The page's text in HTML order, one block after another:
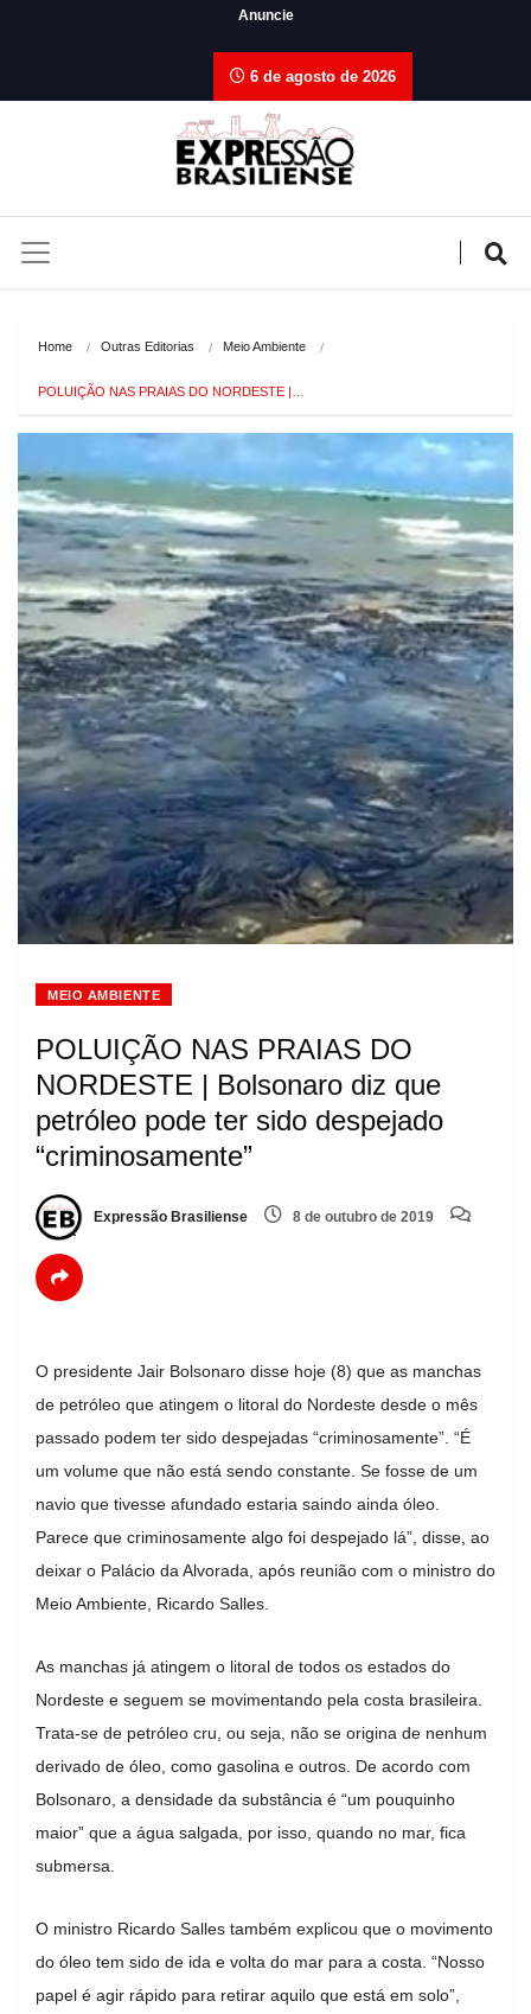
Anuncie
6 de agosto de 2026
Home Outras Editorias Meio Ambiente
POLUIÇÃO NAS PRAIAS DO NORDESTE |…
MEIO AMBIENTE
POLUIÇÃO NAS PRAIAS DO
NORDESTE | Bolsonaro diz que
petróleo pode ter sido despejado
“criminosamente”
Expressão Brasiliense 8 de outubro de 2019
O presidente Jair Bolsonaro disse hoje (8) que as manchas
de petróleo que atingem o litoral do Nordeste desde o mês
passado podem ter sido despejadas “criminosamente”. “É
um volume que não está sendo constante. Se fosse de um
navio que tivesse afundado estaria saindo ainda óleo.
Parece que criminosamente algo foi despejado lá”, disse, ao
deixar o Palácio da Alvorada, após reunião com o ministro do
Meio Ambiente, Ricardo Salles.
As manchas já atingem o litoral de todos os estados do
Nordeste e seguem se movimentando pela costa brasileira.
Trata-se de petróleo cru, ou seja, não se origina de nenhum
derivado de óleo, como gasolina e outros. De acordo com
Bolsonaro, a densidade da substância é “um pouquinho
maior” que a água salgada, por isso, quando no mar, fica
submersa.
O ministro Ricardo Salles também explicou que o movimento
do óleo tem sido de ida e volta do mar para a costa. “Nosso
papel é agir rápido para retirar aquilo que está em solo”,